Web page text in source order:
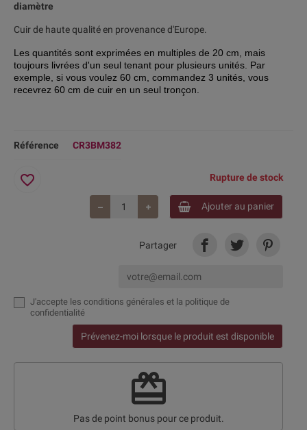
diamètre
Cuir de haute qualité en provenance d'Europe.
Les quantités sont exprimées en multiples de 20 cm, mais
toujours livrées d'un seul tenant pour plusieurs unités. Par
exemple, si vous voulez 60 cm, commandez 3 unités, vous
recevrez 60 cm de cuir en un seul tronçon.
Référence CR3BM382
Rupture de stock
Ajouter au panier
favorite_border
Partager
J'accepte les conditions générales et la politique de
confidentialité
Prévenez-moi lorsque le produit est disponible
redeem
Pas de point bonus pour ce produit.